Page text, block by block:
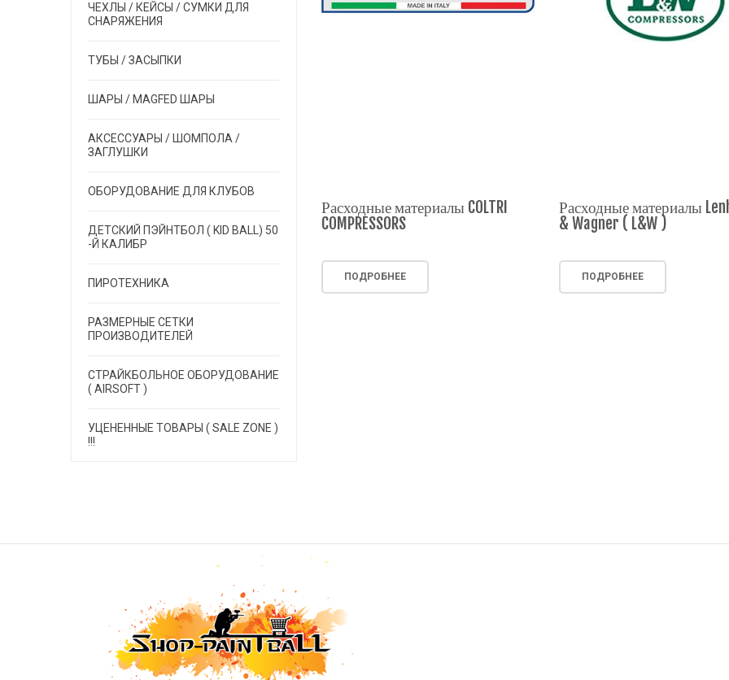
ЧЕХЛЫ / КЕЙСЫ / СУМКИ ДЛЯ
СНАРЯЖЕНИЯ
ТУБЫ / ЗАСЫПКИ
ШАРЫ / MAGFED ШАРЫ
АКСЕССУАРЫ / ШОМПОЛА /
ЗАГЛУШКИ
ОБОРУДОВАНИЕ ДЛЯ КЛУБОВ
ДЕТСКИЙ ПЭЙНТБОЛ ( KID BALL) 50
-Й КАЛИБР
ПИРОТЕХНИКА
РАЗМЕРНЫЕ СЕТКИ
ПРОИЗВОДИТЕЛЕЙ
СТРАЙКБОЛЬНОЕ ОБОРУДОВАНИЕ
( AIRSOFT )
УЦЕНЕННЫЕ ТОВАРЫ ( SALE ZONE )
!!!
Расходные материалы COLTRI
COMPRESSORS
ПОДРОБНЕЕ
Расходные материалы
& Wagner ( L&W )
ПОДРОБНЕЕ